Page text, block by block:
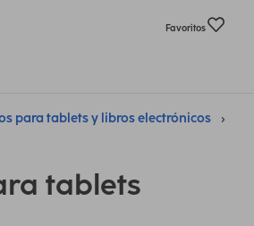
Favoritos
para tablets y libros electrónicos
tablets